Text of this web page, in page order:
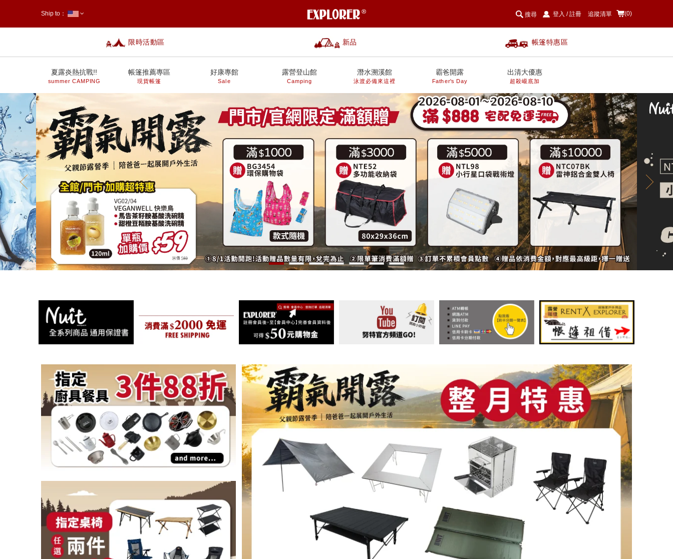
(0)
登入 / 註冊 追蹤清單
限時活動區 新品 帳篷特惠區
Ship to： 搜尋
夏露炎熱抗戰!!
summer CAMPING
帳篷推薦專區
現貨帳篷
好康專館
Sale
露營登山館
Camping
潛水溯溪館
泳渡必備來這裡
霸爸開露
Father's Day
出清大優惠
超殺巄底加